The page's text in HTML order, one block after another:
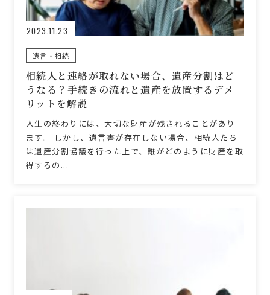
2023.11.23
遺言・相続
相続人と連絡が取れない場合、遺産分割はど
うなる？手続きの流れと遺産を放置するデメ
リットを解説
人生の終わりには、大切な財産が残されることがあり
ます。 しかし、遺言書が存在しない場合、相続人たち
は遺産分割協議を行った上で、誰がどのように財産を取
得するの...